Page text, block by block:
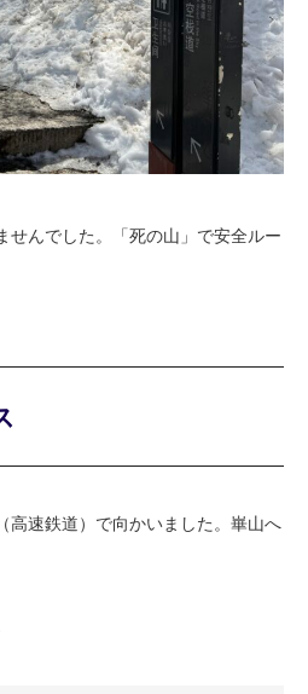
せんでした。「死の山」で安全ルー
高速鉄道）で向かいました。崋山へ